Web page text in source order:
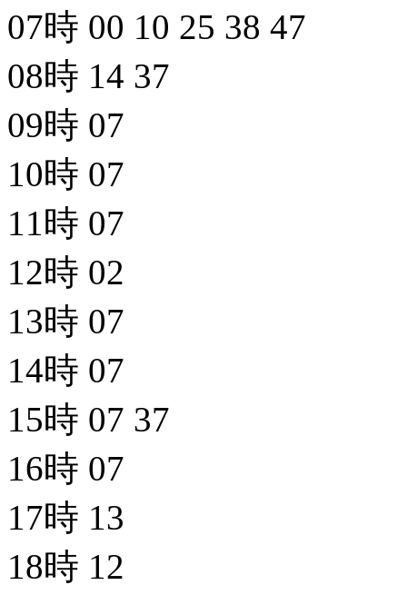
07時 00 10 25 38 47
08時 14 37
09時 07
10時 07
11時 07
12時 02
13時 07
14時 07
15時 07 37
16時 07
17時 13
18時 12